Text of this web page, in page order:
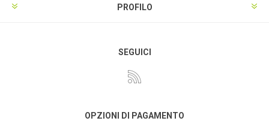
PROFILO
SEGUICI
OPZIONI DI PAGAMENTO